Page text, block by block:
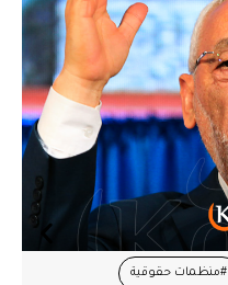
#منظمات حقوقية